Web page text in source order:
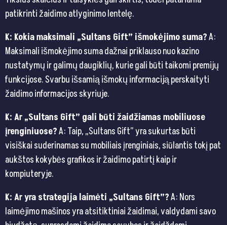
patikrinti žaidimo atlyginimo lentelę.
K: Kokia maksimali „Sultans Gift” išmokėjimo suma?A:
Maksimali išmokėjimo suma dažnai priklauso nuo kazino
nustatymų ir galimų daugiklių, kurie gali būti taikomi premijų
funkcijose. Svarbu išsamią išmokų informaciją perskaityti
žaidimo informacijos skyriuje.
K: Ar „Sultans Gift” gali būti žaidžiamas mobiliuose
įrenginiuose?A: Taip, „Sultans Gift” yra sukurtas būti
visiškai suderinamas su mobiliais įrenginiais, siūlantis tokį pat
aukštos kokybės grafikos ir žaidimo patirtį kaip ir
kompiuteryje.
K: Ar yra strategija laimėti „Sultans Gift”?A: Nors
laimėjimo mašinos yra atsitiktiniai žaidimai, valdydami savo